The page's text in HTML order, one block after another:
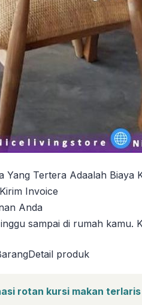
Yang Tertera Adaalah Biaya
Invoice
Anda
sampai di rumah kamu.
produk
rotan kursi makan